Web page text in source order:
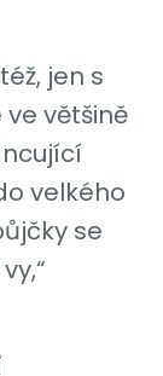
jen s
většině
velkého
se